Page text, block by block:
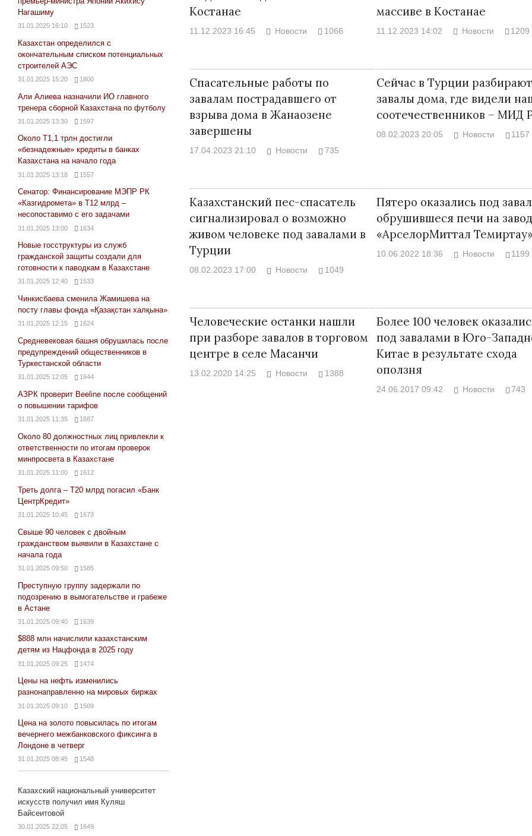
Костанае
11.12.2023 16:45 Новости 1066
массиве в Костанае
11.12.2023 14:02 Новости 1209
Спасательные работы по
завалам пострадавшего от
взрыва дома в Жанаозене
завершены
17.04.2023 21:10 Новости 735
Сейчас в Турции разбирают
завалы дома, где видели
соотечественников – МИД
08.02.2023 20:05 Новости 1157
Казахстанский пес-спасатель
сигнализировал о возможно
живом человеке под завалами в
Турции
08.02.2023 17:00 Новости 1049
Пятеро оказались под
обрушившеся печи на
«АрселорМиттал
10.06.2022 18:36 Новости 1199
Человеческие останки нашли
при разборе завалов в торговом
центре в селе Масанчи
13.02.2020 14:25 Новости 1388
Более 100 человек
под завалами в Юго-
Китае в результате схода
оползня
24.06.2017 09:42 Новости 743
Нагашиму
31.01.2025 16:10 1523
Казахстан определился с
окончательным списком потенциальных
строителей АЭС
31.01.2025 15:20 1800
Али Алиева назначили ИО главного
тренера сборной Казахстана по футболу
31.01.2025 13:30 1597
Около Т1,1 трлн достигли
«безнадежные» кредиты в банках
Казахстана на начало года
31.01.2025 13:18 1557
Сенатор: Финансирование МЭПР РК
«Казгидромета» в Т12 млрд –
несопоставимо с его задачами
31.01.2025 13:00 1634
Новые госструктуры из служб
гражданской защиты создали для
готовности к паводкам в Казахстане
31.01.2025 12:40 1533
Чинкисбаева сменила Жамишева на
посту главы фонда «Қазақстан халқына»
31.01.2025 12:15 1624
Средневековая башня обрушилась после
предупреждений общественников в
Туркестанской области
31.01.2025 12:05 1644
АЗРК проверит Beeline после сообщений
о повышении тарифов
31.01.2025 11:35 1687
Около 80 должностных лиц привлекли к
ответственности по итогам проверок
минпросвета в Казахстане
31.01.2025 11:00 1612
Треть долга – Т20 млрд погасил «Банк
ЦентрКредит»
31.01.2025 10:45 1673
Свыше 90 человек с двойным
гражданством выявили в Казахстане с
начала года
31.01.2025 09:50 1585
Преступную группу задержали по
подозрению в вымогательстве и грабеже
в Астане
31.01.2025 09:40 1639
$888 млн начислили казахстанским
детям из Нацфонда в 2025 году
31.01.2025 09:25 1474
Цены на нефть изменились
разнонаправленно на мировых биржах
31.01.2025 09:10 1509
Цена на золото повысилась по итогам
вечернего межбанковского фиксинга в
Лондоне в четверг
31.01.2025 08:45 1548
Казахский национальный университет
искусств получил имя Куляш
Байсеитовой
30.01.2025 22:05 1649
30.10.2024 14:00
Война
Война Миров.
Сороса